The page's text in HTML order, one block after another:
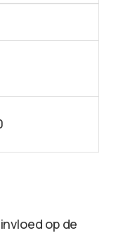
op de